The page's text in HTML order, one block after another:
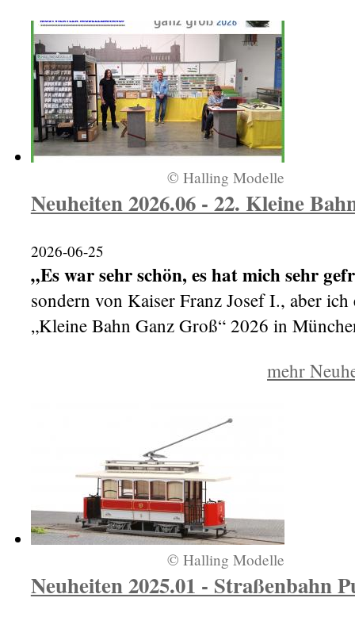
© Halling Modelle
Neuheiten 2026.06 - 22. Kleine
2026-06-25
„Es war sehr schön, es hat mich sehr
sondern von Kaiser Franz Josef I., aber
„Kleine Bahn Ganz Groß“ 2026 in
mehr
© Halling Modelle
Neuheiten 2025.01 - Straßenbahn